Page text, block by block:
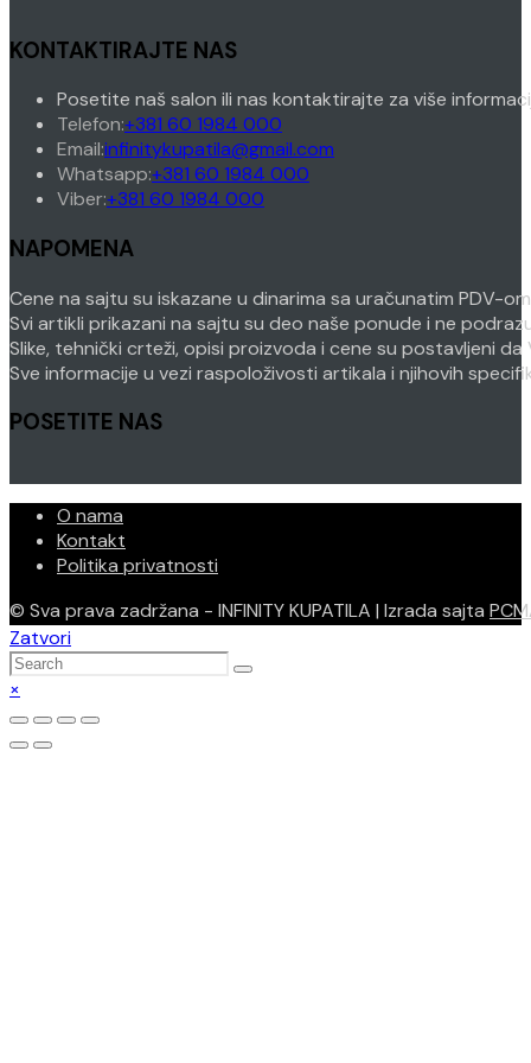
KONTAKTIRAJTE NAS
Posetite naš salon ili nas kontaktirajte za više
Telefon:+381 60 1984 000
in
your
Email:infinitykupatila@gmail.com
Whatsapp:+381 60 1984 000
Viber:+381 60 1984 000
NAPOMENA
Cene na sajtu su iskazane u dinarima sa uračunatim PDV-
Svi artikli prikazani na sajtu su deo naše ponude i ne
Slike, tehnički crteži, opisi proizvoda i cene su postavljeni
Sve informacije u vezi raspoloživosti artikala i njihovih
POSETITE NAS
O nama
Kontakt
Politika privatnosti
© Sva prava zadržana - INFINITY KUPATILA | Izrada sajta
Zatvori
×